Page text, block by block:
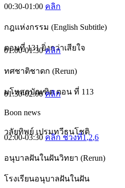
00:30-01:00 คลิก
กฎแห่งกรรม (English Subtitle)
ตอนที่ 131 ยิ่งกว่าเสียใจ
01:00-01:30คลิก
ทศชาติชาดก (Rerun)
มโหสถบัณฑิต ตอน ที่ 113
01:30-02:00คลิก
Boon news
วลัยทิพย์ เปรมทวีธนโชติ
02:00-03:30 คลิก ช่วงที่1,2,6
อนุบาลฝันในฝันวิทยา (Rerun)
โรงเรียนอนุบาลฝันในฝัน